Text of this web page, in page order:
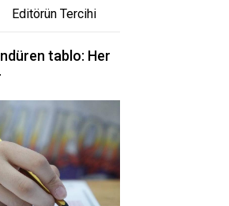
Editörün Tercihi
tablo: Her